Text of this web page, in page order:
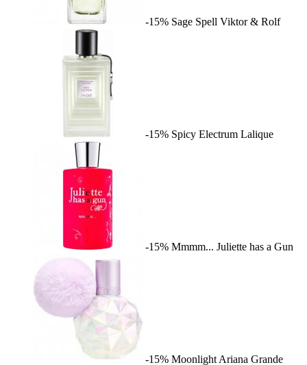
-15% Sage Spell Viktor & Rolf
-15% Spicy Electrum Lalique
-15% Mmmm... Juliette has a Gun
-15% Moonlight Ariana Grande